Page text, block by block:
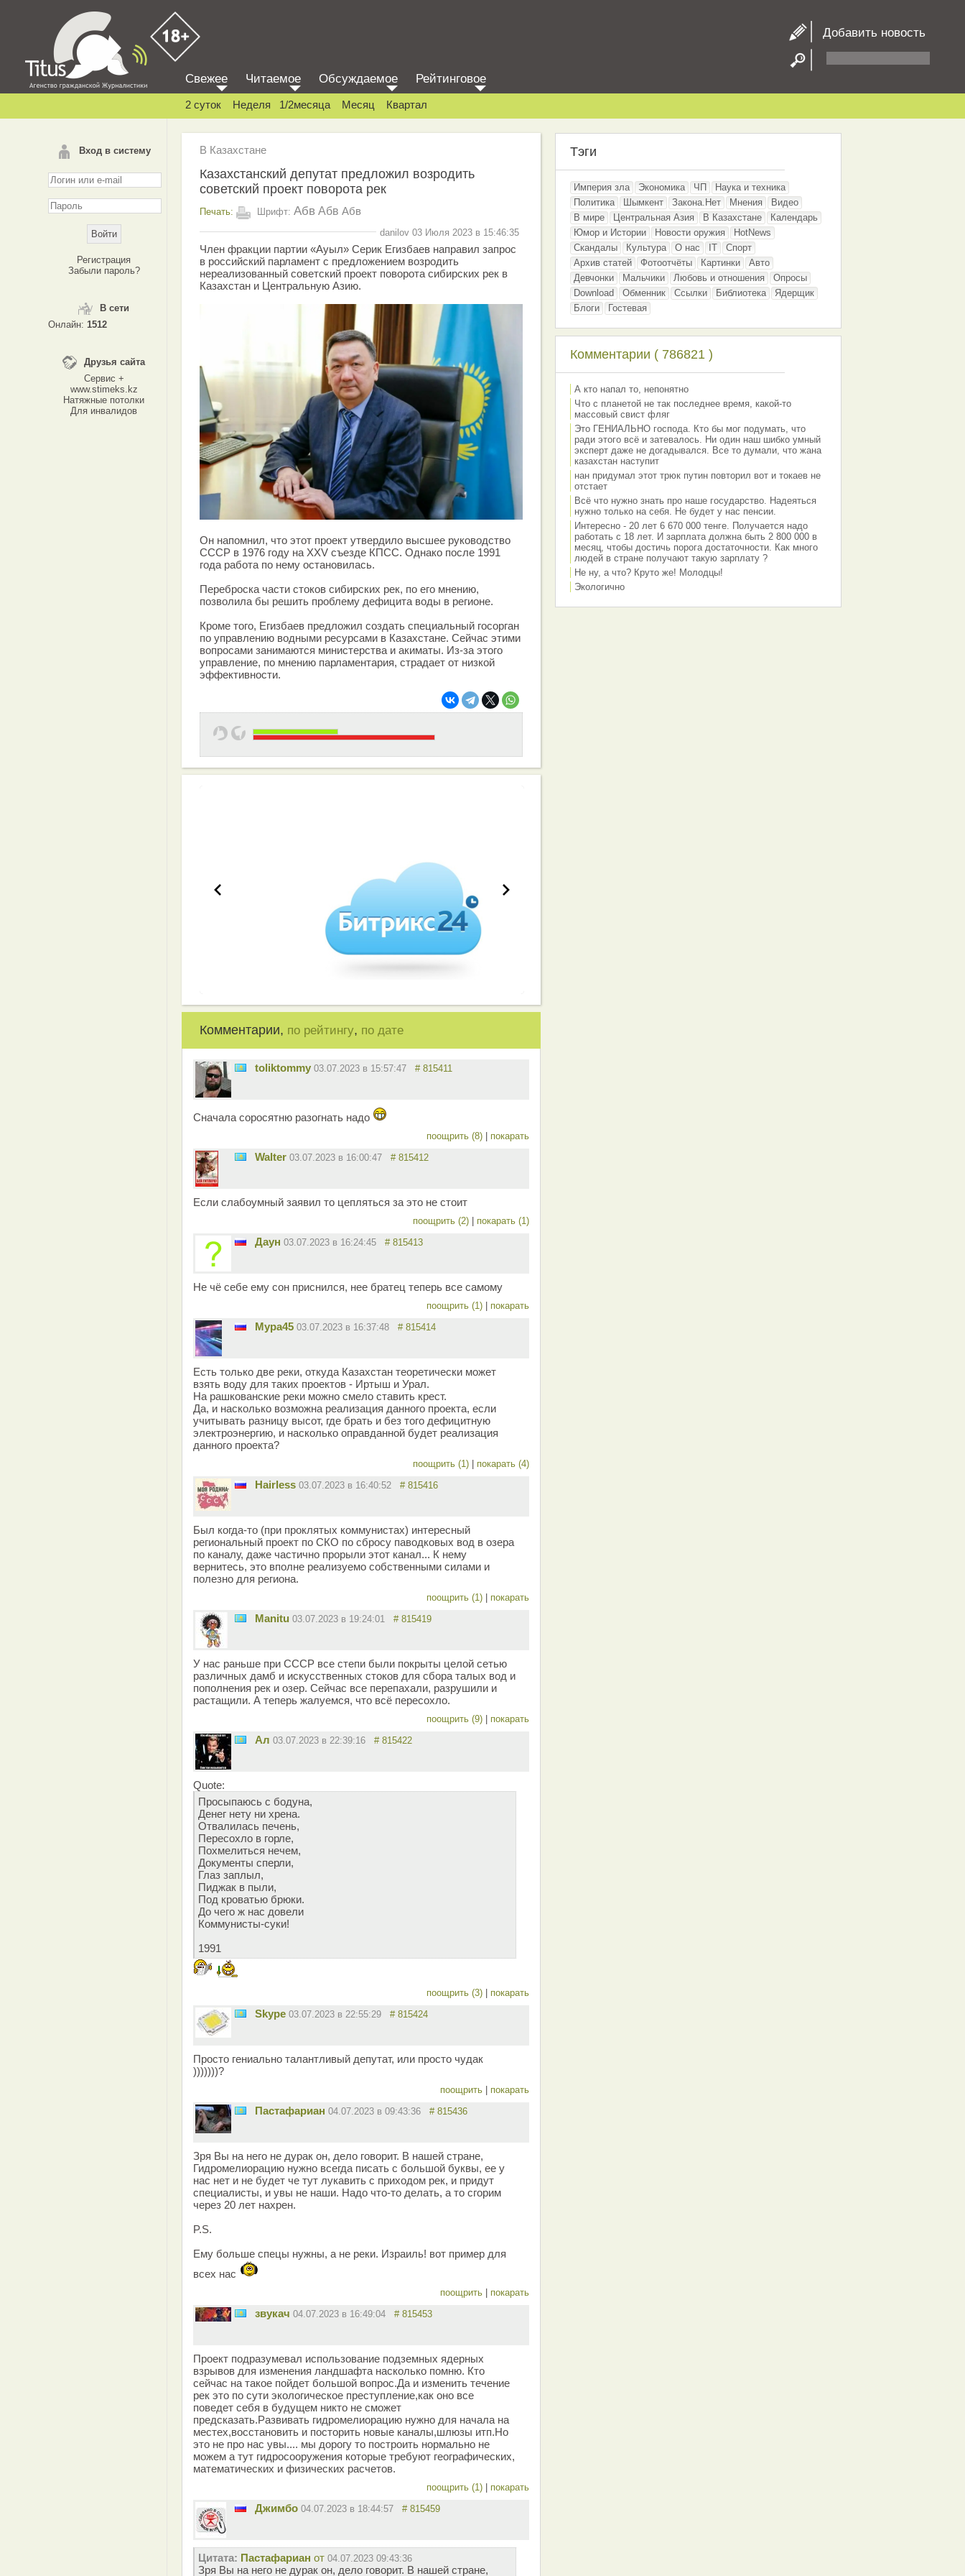
Добавить новость
Вход в систему
Регистрация
Забыли пароль?
В сети
Онлайн: 1512
Друзья сайта
Сервис +
www.stimeks.kz
Натяжные потолки
Для инвалидов
Свежее Читаемое Обсуждаемое Рейтинговое
2 суток Неделя 1/2месяца Месяц Квартал
В Казахстане
Казахстанский депутат предложил возродить
советский проект поворота рек
Печать: Шрифт: Абв Абв Абв
danilov 03 Июля 2023 в 15:46:35
Член фракции партии «Ауыл» Серик Егизбаев направил запрос
в российский парламент с предложением возродить
нереализованный советский проект поворота сибирских рек в
Казахстан и Центральную Азию.
Он напомнил, что этот проект утвердило высшее руководство
СССР в 1976 году на XXV съезде КПСС. Однако после 1991
года работа по нему остановилась.
Переброска части стоков сибирских рек, по его мнению,
позволила бы решить проблему дефицита воды в регионе.
Кроме того, Егизбаев предложил создать специальный госорган
по управлению водными ресурсами в Казахстане. Сейчас этими
вопросами занимаются министерства и акиматы. Из-за этого
управление, по мнению парламентария, страдает от низкой
эффективности.
Комментарии, по рейтингу, по дате
toliktommy 03.07.2023 в 15:57:47 # 815411
Сначала соросятню разогнать надо
поощрить (8) покарать
Walter 03.07.2023 в 16:00:47 # 815412
Если слабоумный заявил то цепляться за это не стоит
поощрить (2) покарать (1)
Даун 03.07.2023 в 16:24:45 # 815413
Не чё себе ему сон приснился, нее братец теперь все самому
поощрить (1) покарать
Мура45 03.07.2023 в 16:37:48 # 815414
Есть только две реки, откуда Казахстан теоретически может
взять воду для таких проектов - Иртыш и Урал.
На рашкованские реки можно смело ставить крест.
Да, и насколько возможна реализация данного проекта, если
учитывать разницу высот, где брать и без того дефицитную
электроэнергию, и насколько оправданной будет реализация
данного проекта?
поощрить (1) покарать (4)
Hairless 03.07.2023 в 16:40:52 # 815416
Был когда-то (при проклятых коммунистах) интересный
региональный проект по СКО по сбросу паводковых вод в озера
по каналу, даже частично прорыли этот канал... К нему
вернитесь, это вполне реализуемо собственными силами и
полезно для региона.
поощрить (1) покарать
Manitu 03.07.2023 в 19:24:01 # 815419
У нас раньше при СССР все степи были покрыты целой сетью
различных дамб и искусственных стоков для сбора талых вод и
пополнения рек и озер. Сейчас все перепахали, разрушили и
растащили. А теперь жалуемся, что всё пересохло.
поощрить (9) покарать
Ал 03.07.2023 в 22:39:16 # 815422
Quote:
Просыпаюсь с бодуна,
Денег нету ни хрена.
Отвалилась печень,
Пересохло в горле,
Похмелиться нечем,
Документы сперли,
Глаз заплыл,
Пиджак в пыли,
Под кроватью брюки.
До чего ж нас довели
Коммунисты-суки!
1991
поощрить (3) покарать
Skype 03.07.2023 в 22:55:29 # 815424
Просто гениально талантливый депутат, или просто чудак
)))))))?
поощрить покарать
Пастафариан 04.07.2023 в 09:43:36 # 815436
Зря Вы на него не дурак он, дело говорит. В нашей стране,
Гидромелиорацию нужно всегда писать с большой буквы, ее у
нас нет и не будет че тут лукавить с приходом рек, и придут
специалисты, и увы не наши. Надо что-то делать, а то сгорим
через 20 лет нахрен.
P.S.
Ему больше спецы нужны, а не реки. Израиль! вот пример для
всех нас
поощрить покарать
звукач 04.07.2023 в 16:49:04 # 815453
Проект подразумевал использование подземных ядерных
взрывов для изменения ландшафта насколько помню. Кто
сейчас на такое пойдет большой вопрос.Да и изменить течение
рек это по сути экологическое преступление,как оно все
поведет себя в будущем никто не сможет
предсказать.Развивать гидромелиорацию нужно для начала на
местех,восстановить и посторить новые каналы,шлюзы итп.Но
это не про нас увы.... мы дорогу то построить нормально не
можем а тут гидросооружения которые требуют географических,
математических и физических расчетов.
поощрить (1) покарать
Джимбо 04.07.2023 в 18:44:57 # 815459
Цитата: Пастафариан от 04.07.2023 09:43:36
Зря Вы на него не дурак он, дело говорит. В нашей стране,
Тэги
Империя зла Экономика ЧП
Наука и техника
Политика
Шымкент Закона.Нет Мнения
Видео
В мире
Центральная Азия В Казахстане
Календарь
Юмор и Истории
Новости оружия
HotNews
Скандалы
Культура О нас IT
Спорт
Архив статей
Фотоотчёты Картинки
Авто
Девчонки
Мальчики Любовь и отношения
Опросы
Download
Обменник Ссылки Библиотека
Ядерщик
Блоги
Гостевая
Комментарии ( 786821 )
А кто напал то, непонятно
Что с планетой не так последнее время, какой-то
массовый свист фляг
Это ГЕНИАЛЬНО господа. Кто бы мог подумать, что
ради этого всё и затевалось. Ни один наш шибко умный
эксперт даже не догадывался. Все то думали, что жана
казахстан наступит
нан придумал этот трюк путин повторил вот и токаев не
отстает
Всё что нужно знать про наше государство. Надеяться
нужно только на себя. Не будет у нас пенсии.
Интересно - 20 лет 6 670 000 тенге. Получается надо
работать с 18 лет. И зарплата должна быть 2 800 000 в
месяц, чтобы достичь порога достаточности. Как много
людей в стране получают такую зарплату ?
Не ну, а что? Круто же! Молодцы!
Экологично